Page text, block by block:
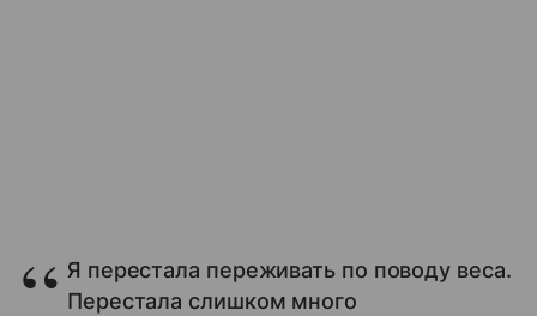
Я перестала переживать по поводу веса.
Перестала слишком много